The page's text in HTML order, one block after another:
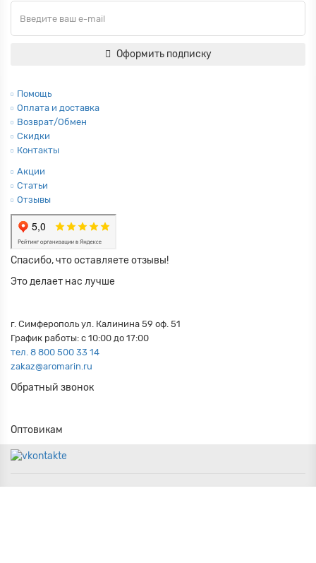
Оформить подписку
Помощь
Оплата и доставка
Возврат/Обмен
Скидки
Контакты
Акции
Статьи
Отзывы
Спасибо, что оставляете отзывы!
Это делает нас лучше
г. Симферополь ул. Калинина 59 оф. 51
График работы: с 10:00 до 17:00
тел. 8 800 500 33 14
zakaz@aromarin.ru
Обратный звонок
Оптовикам